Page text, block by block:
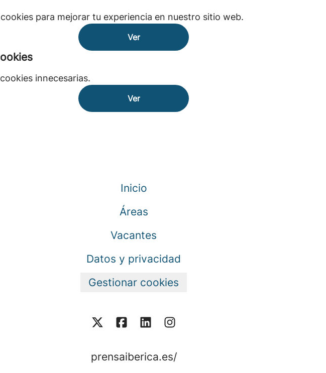
para mejorar tu experiencia en nuestro sitio web.
Ver
innecesarias.
Ver
Inicio
Áreas
Vacantes
Datos y privacidad
Gestionar cookies
prensaiberica.es/